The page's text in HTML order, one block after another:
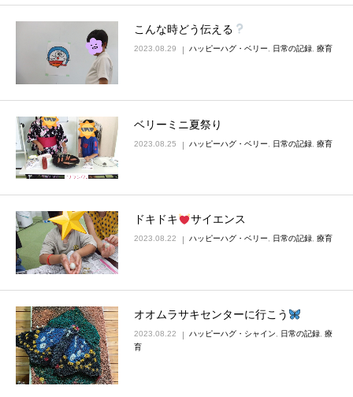
こんな時どう伝える
2023.08.29 ハッピーハグ・ベリー 日常の記録 療育
ベリーミニ夏祭り
2023.08.25 ハッピーハグ・ベリー 日常の記録 療育
ドキドキ サイエンス
2023.08.22 ハッピーハグ・ベリー, 日常の記録, 療育
オオムラサキセンターに行こう
2023.08.22 ハッピーハグ・シャイン, 日常の記録, 療
育